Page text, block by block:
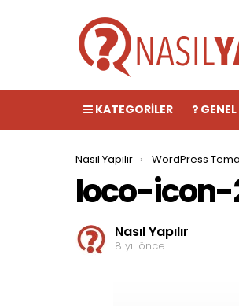
KATEGORILER GENEL
You are here:
Nasıl Yapılır WordPress
loco-icon-
Nasıl Yapılır
8 yıl önce